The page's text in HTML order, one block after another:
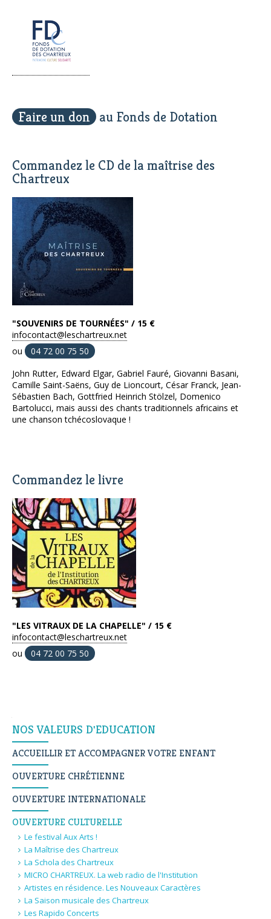
Faire un don au Fonds de Dotation
Commandez le CD de la maîtrise des
Chartreux
"SOUVENIRS DE TOURNÉES" / 15 €
infocontact@leschartreux.net
ou
04 72 00 75 50
John Rutter, Edward Elgar, Gabriel Fauré, Giovanni Basani,
Camille Saint-Saëns, Guy de Lioncourt, César Franck, Jean-
Sébastien Bach, Gottfried Heinrich Stölzel, Domenico
Bartolucci, mais aussi des chants traditionnels africains et
une chanson tchécoslovaque !
Commandez le livre
"LES VITRAUX DE LA CHAPELLE" / 15 €
infocontact@leschartreux.net
ou
04 72 00 75 50
NOS VALEURS D'EDUCATION
ACCUEILLIR ET ACCOMPAGNER VOTRE ENFANT
OUVERTURE CHRÉTIENNE
OUVERTURE INTERNATIONALE
OUVERTURE CULTURELLE
Le festival Aux Arts !
La Maîtrise des Chartreux
La Schola des Chartreux
MICRO CHARTREUX. La web radio de l'Institution
Artistes en résidence. Les Nouveaux Caractères
La Saison musicale des Chartreux
Les Rapido Concerts